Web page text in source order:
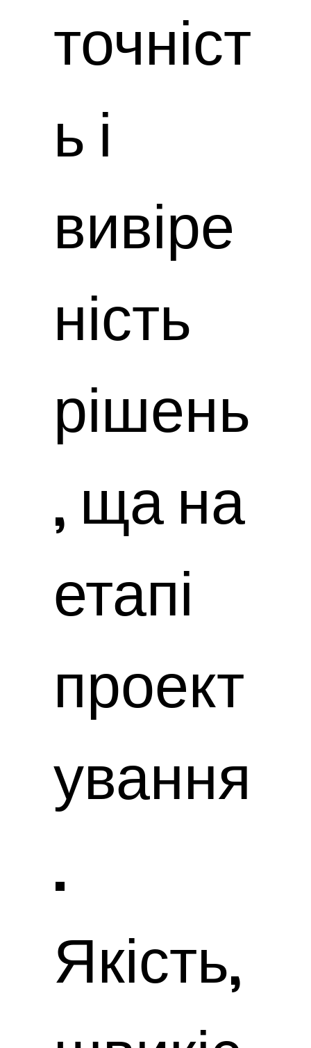
точніст
ь і
вивіре
ність
рішень
, ща на
етапі
проект
ування
.
Якість,